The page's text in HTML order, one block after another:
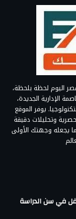
مصر اليوم لحظة بلحظة،
الإدارية الجديدة،
يوفر الموقع
وتحليلات دقيقة
يجعله وجهتك الأولى
8 ملايين طفل في سن الدراسة